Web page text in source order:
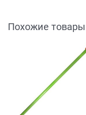
Похожие товары